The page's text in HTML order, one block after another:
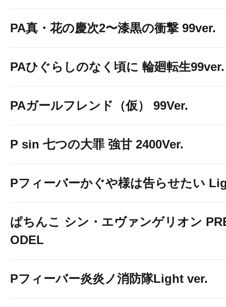
PA真・花の慶次2〜漆黒の衝撃 99ver.
PAひぐらしのなく頃に 輪廻転生99ver.
PAガールフレンド（仮） 99Ver.
P sin 七つの大罪 強甘 2400Ver.
Pフィーバーかぐや様は告らせたい
ぱちんこ シン・エヴァンゲリオン
ODEL
Pフィーバー炎炎ノ消防隊Light ver.